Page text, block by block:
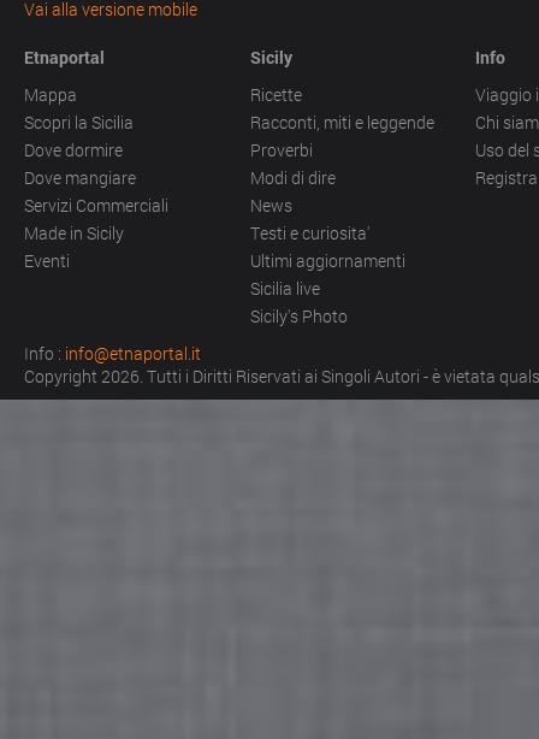
Vai alla versione mobile
Etnaportal
Mappa
Scopri la Sicilia
Dove dormire
Dove mangiare
Servizi Commerciali
Made in Sicily
Eventi
Sicily
Ricette
Racconti, miti e leggende
Proverbi
Modi di dire
News
Testi e curiosita'
Ultimi aggiornamenti
Sicilia live
Sicily's Photo
Info
Viaggio
Chi
Uso del
Info : info@etnaportal.it
Copyright 2026. Tutti i Diritti Riservati ai Singoli Autori - è vietata